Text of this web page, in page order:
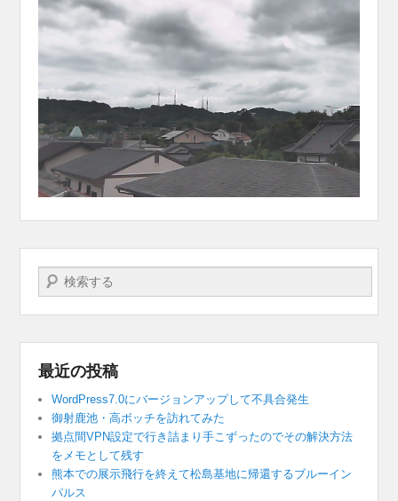
検索する
最近の投稿
WordPress7.0にバージョンアップして不具合発生
御射鹿池・高ボッチを訪れてみた
拠点間VPN設定で行き詰まり手こずったのでその解決方法
をメモとして残す
熊本での展示飛行を終えて松島基地に帰還するブルーイン
パルス